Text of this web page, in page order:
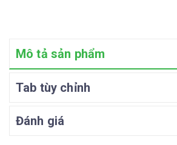
Mô tả sản phẩm
Tab tùy chỉnh
Đánh giá